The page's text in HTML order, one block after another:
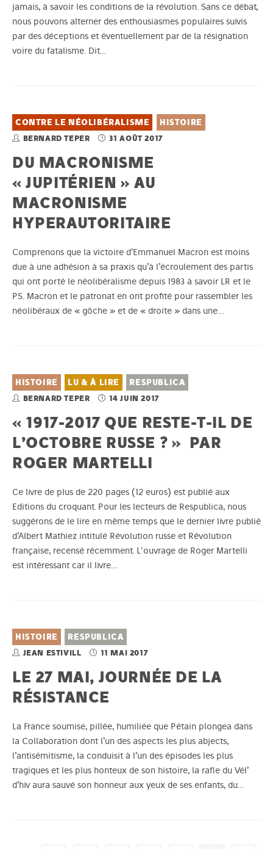
jamais, à savoir les conditions de la révolution. Sans ce débat,
nous pouvons alterner des enthousiasmes populaires suivis
par des déceptions et éventuellement par de la résignation
voire du fatalisme. Dit…
CONTRE LE NÉOLIBÉRALISME HISTOIRE
BERNARD TEPER 31 AOÛT 2017
DU MACRONISME
« JUPITÉRIEN » AU
MACRONISME
HYPERAUTORITAIRE
Comprenons que la victoire d’Emmanuel Macron est moins
due à une adhésion à sa praxis qu’à l’écroulement des partis
qui ont porté le néolibéralisme depuis 1983 à savoir LR et le
PS. Macron et le patronat en ont profité pour rassembler les
néolibéraux de « gôche » et de « droite » dans une…
HISTOIRE LU & À LIRE RESPUBLICA
BERNARD TEPER 14 JUIN 2017
« 1917-2017 QUE RESTE-T-IL DE
L’OCTOBRE RUSSE ? » PAR
ROGER MARTELLI
Ce livre de plus de 220 pages (12 euros) est publié aux
Editions du croquant. Pour les lecteurs de Respublica, nous
suggérons de le lire en même temps que le dernier livre publié
d’Albert Mathiez intitulé Révolution russe et Révolution
française, recensé récemment. L'ouvrage de Roger Martelli
est intéressant car il livre…
HISTOIRE RESPUBLICA
JEAN ESTIVILL 11 MAI 2017
LE 27 MAI, JOURNÉE DE LA
RÉSISTANCE
La France soumise, pillée, humiliée que Pétain plongea dans
la Collaboration dont l’un des aspects les plus abjects,
l’antisémitisme, la conduisit à l’un des épisodes les plus
tragiques et les plus honteux de son histoire, la rafle du Vél’
d’hiv aura sauvé son honneur aux yeux de ses enfants, du…